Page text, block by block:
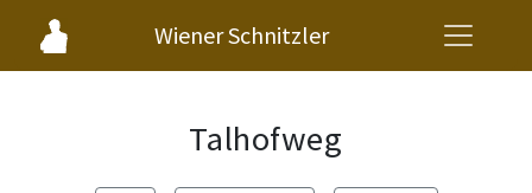
Wiener Schnitzler
Talhofweg